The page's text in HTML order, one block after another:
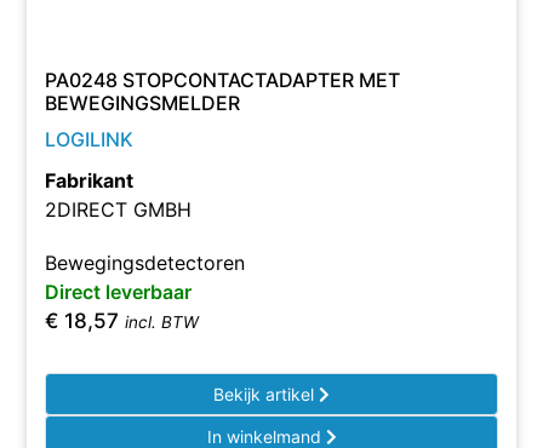
PA0248 STOPCONTACTADAPTER MET
BEWEGINGSMELDER
LOGILINK
Fabrikant
2DIRECT GMBH
Bewegingsdetectoren
Direct leverbaar
€ 18,57 incl. BTW
Bekijk artikel
In winkelmand